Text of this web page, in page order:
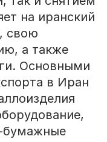
на иранский
свою
а также
Основными
в Иран
бумажные